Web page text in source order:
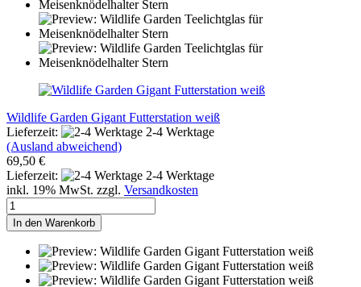
Wildlife Garden Gigant Futterstation weiß
Lieferzeit:
2-4 Werktage
(Ausland abweichend)
69,50 €
Lieferzeit:
2-4 Werktage
inkl. 19% MwSt. zzgl. Versandkosten
In den Warenkorb